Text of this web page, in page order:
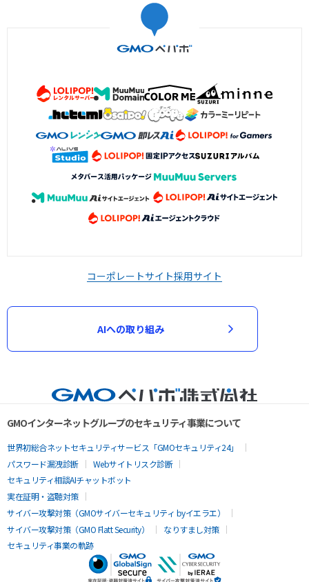
コーポレートサイト採用サイト
AIへの取り組み
GMOインターネットグループのセキュリティ事業について
世界初総合ネットセキュリティサービス「GMOセキュリティ24」
パスワード漏洩診断
Webサイトリスク診断
セキュリティ相談AIチャットボット
実在証明・盗聴対策
サイバー攻撃対策（GMOサイバーセキュリティ byイエラエ）
サイバー攻撃対策（GMO Flatt Security）
なりすまし対策
セキュリティ事業の軌跡